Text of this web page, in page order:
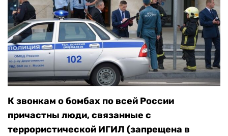
К звонкам о бомбах по всей России
причастны люди, связанные с
террористической ИГИЛ (запрещена в